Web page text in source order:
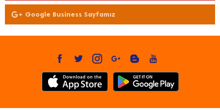
Google Business Sayfamız